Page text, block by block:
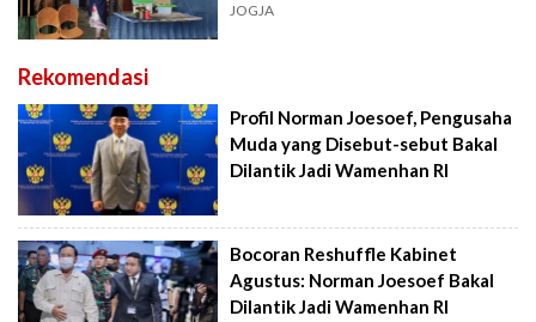
JOGJA
Rekomendasi
Profil Norman Joesoef, Pengusaha
Muda yang Disebut-sebut Bakal
Dilantik Jadi Wamenhan RI
Bocoran Reshuffle Kabinet
Agustus: Norman Joesoef Bakal
Dilantik Jadi Wamenhan RI